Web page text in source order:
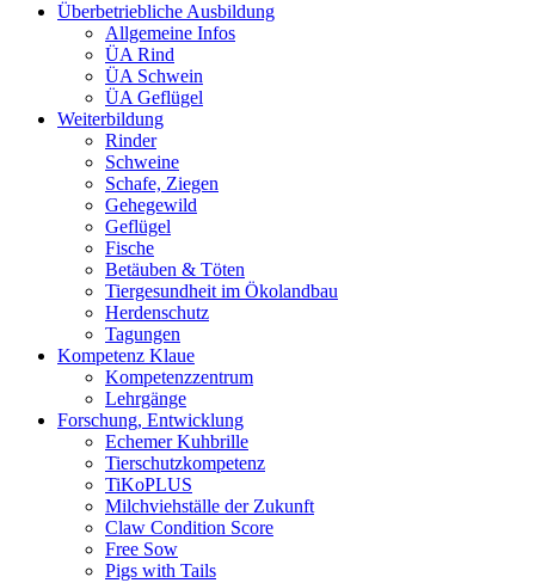
Überbetriebliche Ausbildung
Allgemeine Infos
ÜA Rind
ÜA Schwein
ÜA Geflügel
Weiterbildung
Rinder
Schweine
Schafe, Ziegen
Gehegewild
Geflügel
Fische
Betäuben & Töten
Tiergesundheit im Ökolandbau
Herdenschutz
Tagungen
Kompetenz Klaue
Kompetenzzentrum
Lehrgänge
Forschung, Entwicklung
Echemer Kuhbrille
Tierschutzkompetenz
TiKoPLUS
Milchviehställe der Zukunft
Claw Condition Score
Free Sow
Pigs with Tails